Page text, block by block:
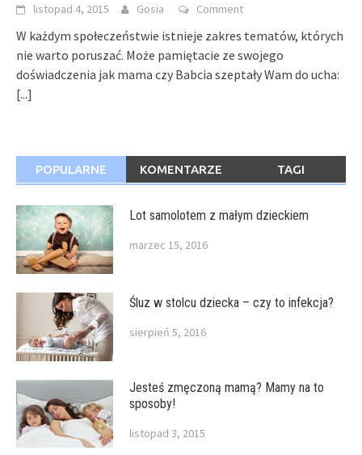
listopad 4, 2015 Gosia Comment
W każdym społeczeństwie istnieje zakres tematów, których
nie warto poruszać. Może pamiętacie ze swojego
doświadczenia jak mama czy Babcia szeptały Wam do ucha:
[...]
POPULARNE KOMENTARZE TAGI
Lot samolotem z małym dzieckiem
marzec 15, 2016
Śluz w stolcu dziecka – czy to infekcja?
sierpień 5, 2016
Jesteś zmęczoną mamą? Mamy na to
sposoby!
listopad 3, 2015